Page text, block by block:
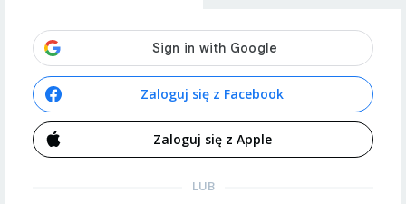
Zaloguj się z Facebook
Zaloguj się z Apple
LUB